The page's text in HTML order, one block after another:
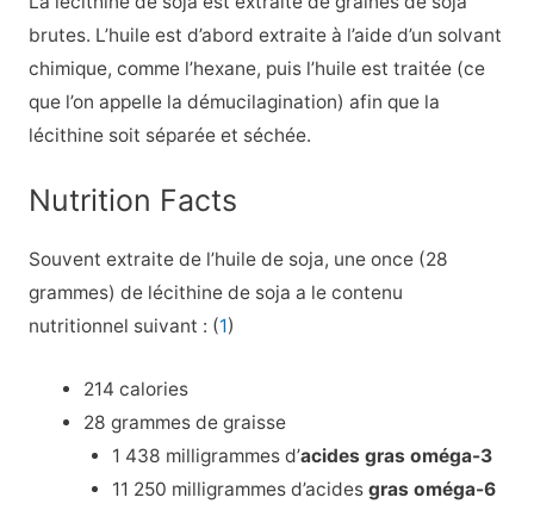
brutes. L’huile est d’abord extraite à l’aide d’un solvant
chimique, comme l’hexane, puis l’huile est traitée (ce
que l’on appelle la démucilagination) afin que la
lécithine soit séparée et séchée.
Nutrition Facts
Souvent extraite de l’huile de soja, une once (28
grammes) de lécithine de soja a le contenu
nutritionnel suivant : (1)
214 calories
28 grammes de graisse
1 438 milligrammes d’acides gras oméga-3
11 250 milligrammes d’acides gras oméga-6